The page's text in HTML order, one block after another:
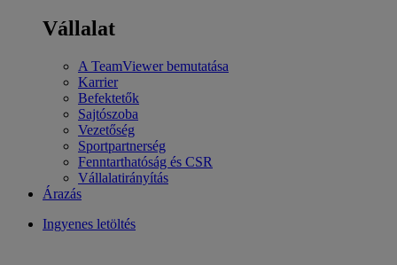
Vállalat
A TeamViewer bemutatása
Karrier
Befektetők
Sajtószoba
Vezetőség
Sportpartnerség
Fenntarthatóság és CSR
Vállalatirányítás
Árazás
Ingyenes letöltés